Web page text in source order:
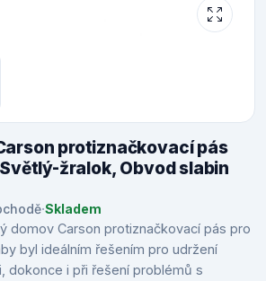
protiznačkovací pás
žralok, Obvod slabin
·Skladem
domov Carson protiznačkovací pás pro
byl ideálním řešením pro udržení
dokonce i při řešení problémů s